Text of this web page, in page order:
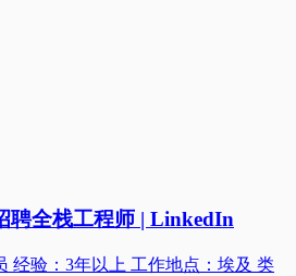
聘全栈工程师 | LinkedIn
经验：3年以上 工作地点：埃及 类